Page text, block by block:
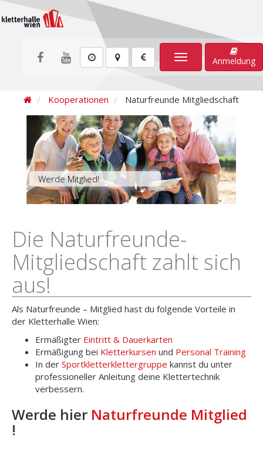
Toggle
navigation
Anmeldung
Kooperationen Naturfreunde Mitgliedschaft
Werde Mitglied!
Die Naturfreunde-
Mitgliedschaft zahlt sich
aus!
Als Naturfreunde – Mitglied hast du folgende Vorteile in
der Kletterhalle Wien:
Ermäßigter Eintritt & Dauerkarten
Ermäßigung bei Kletterkursen und Personal Training
In der Sportkletterklettergruppe kannst du unter
professioneller Anleitung deine Klettertechnik
verbessern.
Werde hier Naturfreunde Mitglied
!